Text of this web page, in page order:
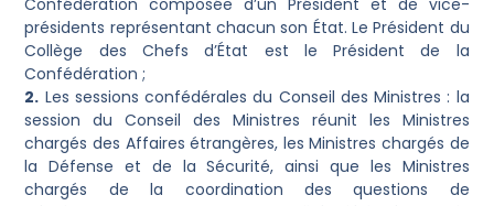
présidents représentant chacun son État. Le Président du
Collège des Chefs d’État est le Président de la
Confédération ;
2. Les sessions confédérales du Conseil des Ministres : la
session du Conseil des Ministres réunit les Ministres
chargés des Affaires étrangères, les Ministres chargés de
la Défense et de la Sécurité, ainsi que les Ministres
chargés de la coordination des questions de